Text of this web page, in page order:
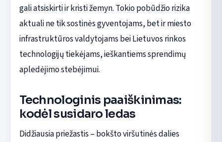
gali atsiskirti ir kristi žemyn. Tokio pobūdžio rizika
aktuali ne tik sostinės gyventojams, bet ir miesto
infrastruktūros valdytojams bei Lietuvos rinkos
technologijų tiekėjams, ieškantiems sprendimų
apledėjimo stebėjimui.
Technologinis paaiškinimas:
kodėl susidaro ledas
Didžiausia priežastis – bokšto viršutinės dalies